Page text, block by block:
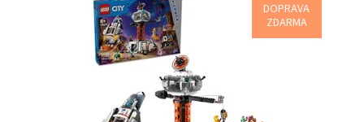
DOPRAVA
ZDARMA
Prémiová herní stavebnice s vesmírnou základnou a
vesmírnou lodí
Dostupnost:
Skladem1